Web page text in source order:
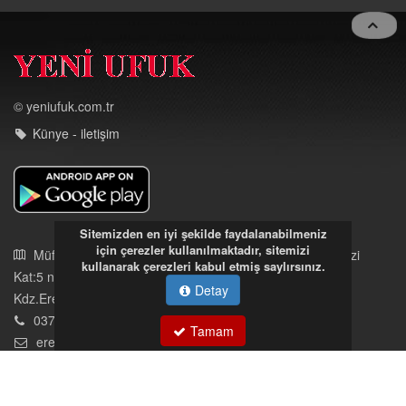
© yeniufuk.com.tr
Künye - iletişim
Müftü Mahallesi Ateş Ahmet Sokak Cerrahoğlu İşmerkezi
Kdz.Ereğli/Zonguldak
03723121008
eregliyeniufuk@gmail.com
Tüm hakları saklıdır. İzinsiz kullanılamaz.
Sitemizden en iyi şekilde faydalanabilmeniz
için çerezler kullanılmaktadır, sitemizi
kullanarak çerezleri kabul etmiş saylırsınız.
Detay
Tamam